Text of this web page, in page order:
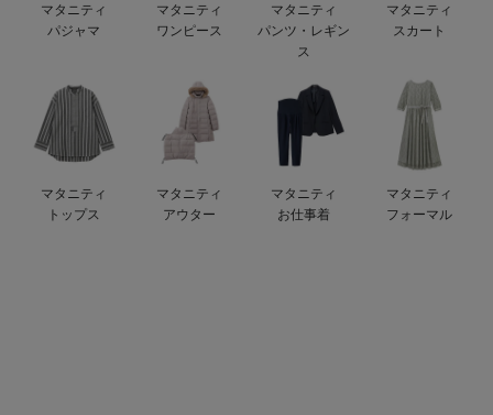
ベビーシューズ・ファーストシューズ・ベビー靴下
ベビー 小物
おむつ関連グッズ
快適機能ウェア特集 パジャマ
安心の日本製。先輩ママが買ってよかった！本当に必要な出産準備品
ハレの日に着るANGELIEBEのセレモニー
買って正解！高評価レビューアイテム
お部屋映えアイテム
マタニティ
パジャマ
マタニティ
ワンピース
マタニティ
パンツ・レギン
ス
マタニティ
スカート
マタニティ
トップス
マタニティ
アウター
マタニティ
お仕事着
マタニティ
フォーマル